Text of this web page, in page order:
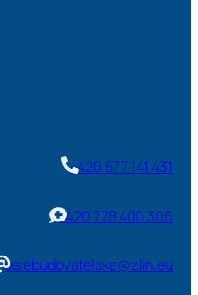
+420 577 141 431
+420 778 400 306
jeslebudovatelska@zlin.eu